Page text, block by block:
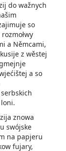
do wažnych
so
a Němcami,
z wěstej
a so
znowa
swójske
na papjeru
fujary,